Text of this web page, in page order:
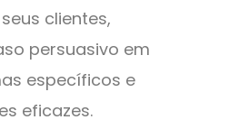
clientes,
persuasivo em
específicos e
eficazes.